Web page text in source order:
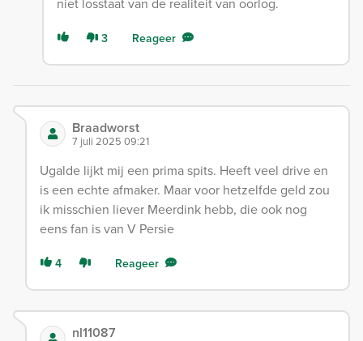
3 Reageer
Braadworst
7 juli 2025 09:21
Ugalde lijkt mij een prima spits. Heeft veel drive en
is een echte afmaker. Maar voor hetzelfde geld zou
ik misschien liever Meerdink hebb, die ook nog
eens fan is van V Persie
4 Reageer
nl11087